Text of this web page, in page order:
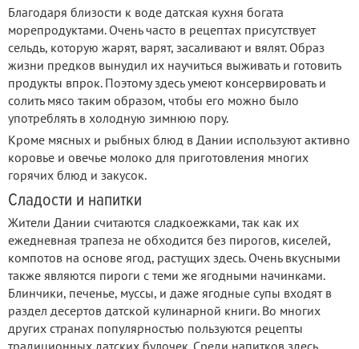
Благодаря близости к воде датская кухня богата
морепродуктами. Очень часто в рецептах присутствует
сельдь, которую жарят, варят, засаливают и вялят. Образ
жизни предков вынудил их научиться выживать и готовить
продукты впрок. Поэтому здесь умеют консервировать и
солить мясо таким образом, чтобы его можно было
употреблять в холодную зимнюю пору.
Кроме мясных и рыбных блюд в Дании используют активно
коровье и овечье молоко для приготовления многих
горячих блюд и закусок.
Сладости и напитки
Жители Дании считаются сладкоежками, так как их
ежедневная трапеза не обходится без пирогов, киселей,
компотов на основе ягод, растущих здесь. Очень вкусными
также являются пироги с теми же ягодными начинками.
Блинчики, печенье, муссы, и даже ягодные супы входят в
раздел десертов датской кулинарной книги. Во многих
других странах популярностью пользуются рецепты